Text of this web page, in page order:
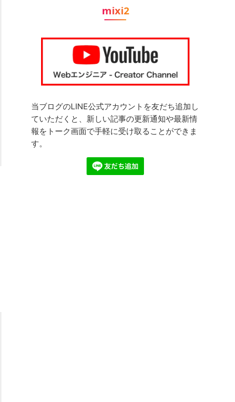
mixi2
当ブログのLINE公式アカウントを友だち追加し
ていただくと、新しい記事の更新通知や最新情
報をトーク画面で手軽に受け取ることができま
す。